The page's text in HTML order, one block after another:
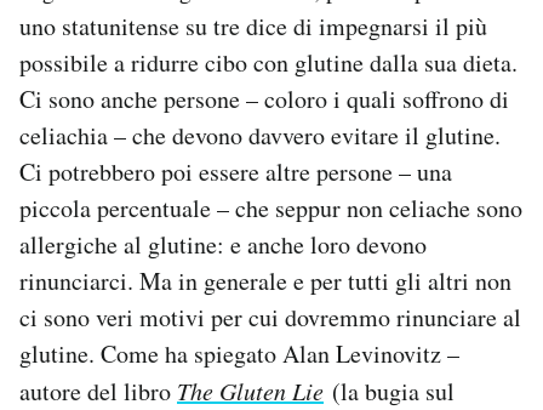
uno statunitense su tre dice di impegnarsi il più
possibile a ridurre cibo con glutine dalla sua dieta.
Ci sono anche persone – coloro i quali soffrono di
celiachia – che devono davvero evitare il glutine.
Ci potrebbero poi essere altre persone – una
piccola percentuale – che seppur non celiache sono
allergiche al glutine: e anche loro devono
rinunciarci. Ma in generale e per tutti gli altri non
ci sono veri motivi per cui dovremmo rinunciare al
glutine. Come ha spiegato Alan Levinovitz –
autore del libro The Gluten Lie (la bugia sul